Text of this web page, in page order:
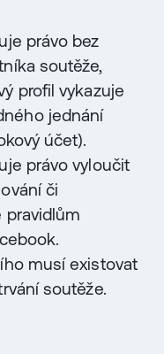
právo bez
soutěže,
profil vykazuje
jednání
účet).
právo vyloučit
či
pravidlům
musí existovat
soutěže.